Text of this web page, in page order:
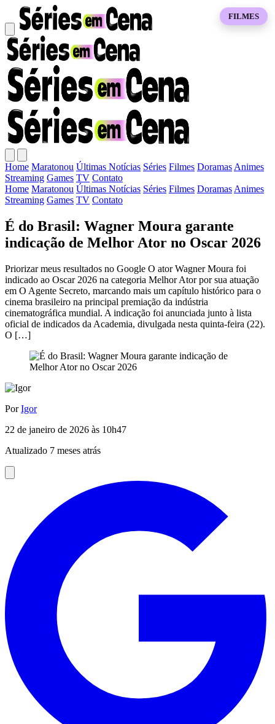
Home Maratonou Últimas Notícias Séries Filmes Doramas Animes
Streaming Games TV Contato
Home Maratonou Últimas Notícias Séries Filmes Doramas Animes
Streaming Games TV Contato
É do Brasil: Wagner Moura garante
indicação de Melhor Ator no Oscar 2026
Priorizar meus resultados no Google O ator Wagner Moura foi
indicado ao Oscar 2026 na categoria Melhor Ator por sua atuação
em O Agente Secreto, marcando mais um capítulo histórico para o
cinema brasileiro na principal premiação da indústria
cinematográfica mundial. A indicação foi anunciada junto à lista
oficial de indicados da Academia, divulgada nesta quinta-feira (22).
O […]
FILMES
PorIgor
22 de janeiro de 2026 às 10h47
Atualizado 7 meses atrás